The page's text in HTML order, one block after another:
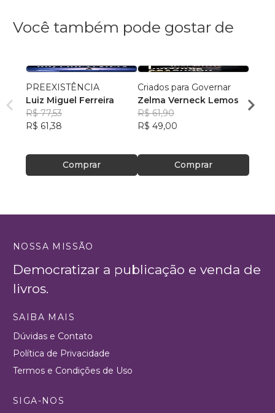
Você também pode gostar de
PREEXISTÊNCIA
Luiz Miguel Ferreira
R$ 77,53
R$ 61,38
Comprar
Criados para Governar
Zelma Verneck Lemos
R$ 61,90
R$ 49,00
Comprar
R$
NOSSA MISSÃO
Democratizar a publicação e venda de
livros.
SAIBA MAIS
Dúvidas e Contato
Política de Privacidade
Termos e Condições de Uso
SIGA-NOS